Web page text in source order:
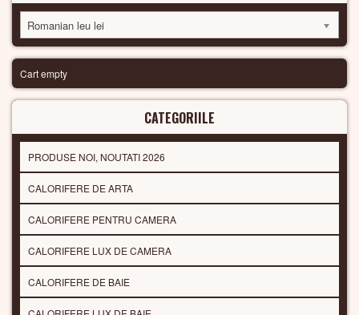
Romanian leu lei
Cart empty
CATEGORIILE
PRODUSE NOI, NOUTATI 2026
CALORIFERE DE ARTA
CALORIFERE PENTRU CAMERA
CALORIFERE LUX DE CAMERA
CALORIFERE DE BAIE